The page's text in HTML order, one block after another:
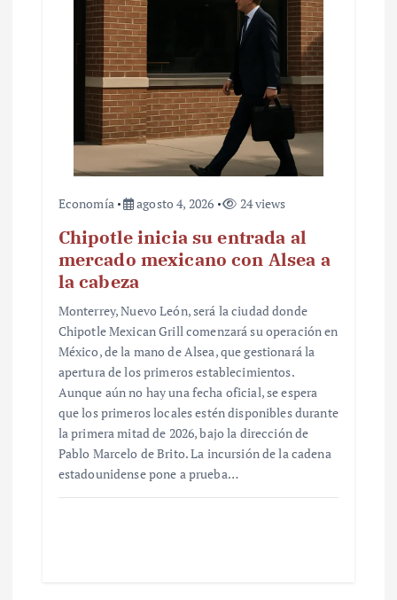
Economía agosto 4, 2026 24 views
Chipotle inicia su entrada al
mercado mexicano con Alsea a
la cabeza
Monterrey, Nuevo León, será la ciudad donde
Chipotle Mexican Grill comenzará su operación en
México, de la mano de Alsea, que gestionará la
apertura de los primeros establecimientos.
Aunque aún no hay una fecha oficial, se espera
que los primeros locales estén disponibles durante
la primera mitad de 2026, bajo la dirección de
Pablo Marcelo de Brito. La incursión de la cadena
estadounidense pone a prueba…